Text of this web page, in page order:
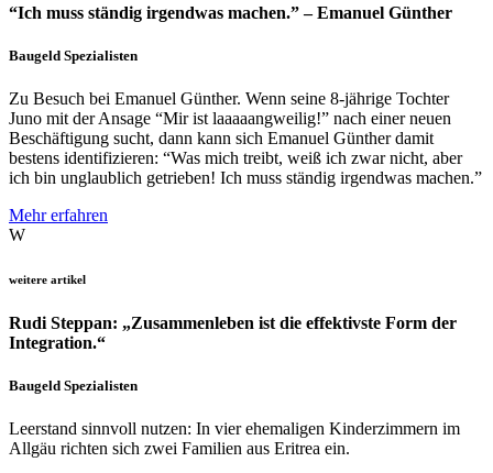
“Ich muss ständig irgendwas machen.” – Emanuel Günther
Baugeld Spezialisten
Zu Besuch bei Emanuel Günther. Wenn seine 8-jährige Tochter
Juno mit der Ansage “Mir ist laaaaangweilig!” nach einer neuen
Beschäftigung sucht, dann kann sich Emanuel Günther damit
bestens identifizieren: “Was mich treibt, weiß ich zwar nicht, aber
ich bin unglaublich getrieben! Ich muss ständig irgendwas machen.”
Mehr erfahren
W
weitere artikel
Rudi Steppan: „Zusammenleben ist die effektivste Form der
Integration.“
Baugeld Spezialisten
Leerstand sinnvoll nutzen: In vier ehemaligen Kinderzimmern im
Allgäu richten sich zwei Familien aus Eritrea ein.